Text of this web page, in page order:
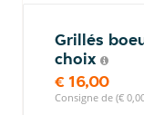
Grillés
choix
€ 16,00
Consigne de (€